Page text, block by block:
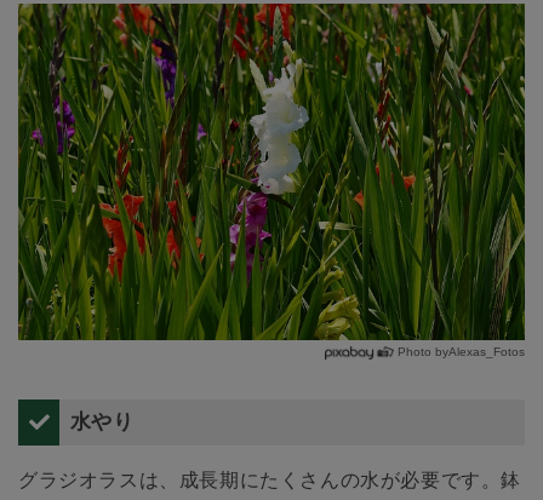
Photo byAlexas_Fotos
水やり
グラジオラスは、成長期にたくさんの水が必要です。鉢